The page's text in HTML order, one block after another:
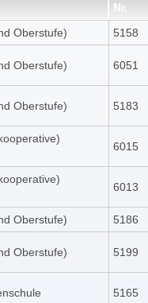
Nr.
Oberstufe)
5158
Oberstufe) 6051
Oberstufe) 5183
6015
6013
Oberstufe) 5186
Oberstufe) 5199
5165